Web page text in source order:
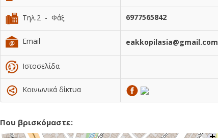
Τηλ.2 - Φάξ 6977565842
Email eakkopilasia@gmail.com
Ιστοσελίδα
Κοινωνικά δίκτυα
Που βρισκόμαστε: